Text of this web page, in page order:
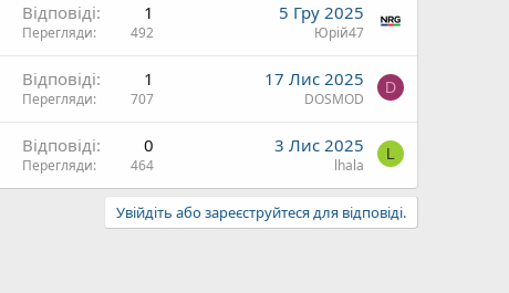
Відповіді 1
Перегляди 492
5 Гру 2025
Юрій47
Відповіді 1
Перегляди 707
17 Лис 2025
DOSMOD
D
Відповіді 0
Перегляди 464
3 Лис 2025
lhala
L
Увійдіть або зареєструйтеся для відповіді.